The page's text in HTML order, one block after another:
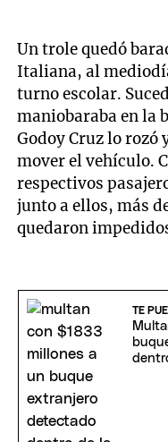
Un trole quedó
Italiana, al
turno escolar.
maniobaraba en la
Godoy Cruz lo rozó
mover el vehículo.
respectivos
junto a ellos, más
quedaron
TE